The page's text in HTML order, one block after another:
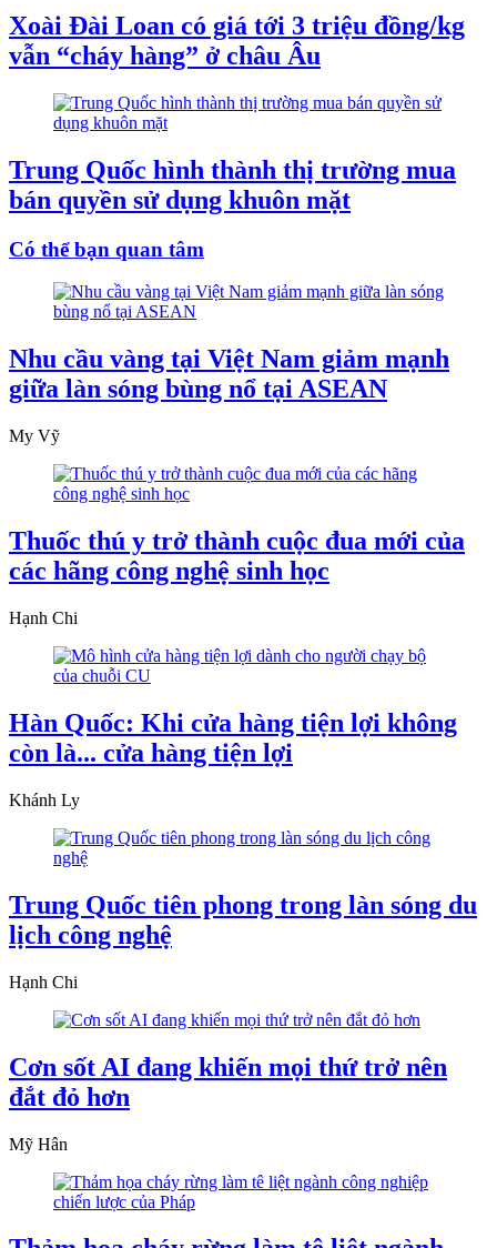
Xoài Đài Loan có giá tới 3 triệu đồng/kg
vẫn “cháy hàng” ở châu Âu
Trung Quốc hình thành thị trường mua
bán quyền sử dụng khuôn mặt
Có thể bạn quan tâm
Nhu cầu vàng tại Việt Nam giảm mạnh
giữa làn sóng bùng nổ tại ASEAN
My Vỹ
Thuốc thú y trở thành cuộc đua mới của
các hãng công nghệ sinh học
Hạnh Chi
Hàn Quốc: Khi cửa hàng tiện lợi không
còn là... cửa hàng tiện lợi
Khánh Ly
Trung Quốc tiên phong trong làn sóng du
lịch công nghệ
Hạnh Chi
Cơn sốt AI đang khiến mọi thứ trở nên
đắt đỏ hơn
Mỹ Hân